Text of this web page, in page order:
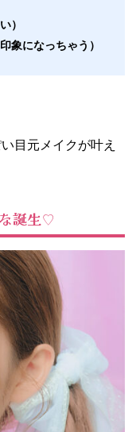
）
象になっちゃう）
目元メイクが叶え
誕生♡